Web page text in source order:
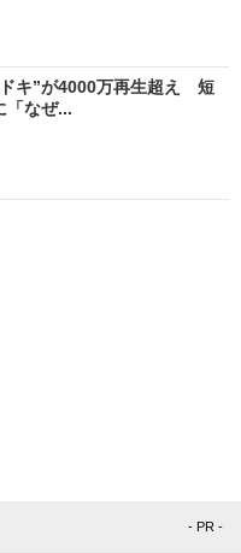
キ”が4000万再生超え 短
「なぜ...
- PR -